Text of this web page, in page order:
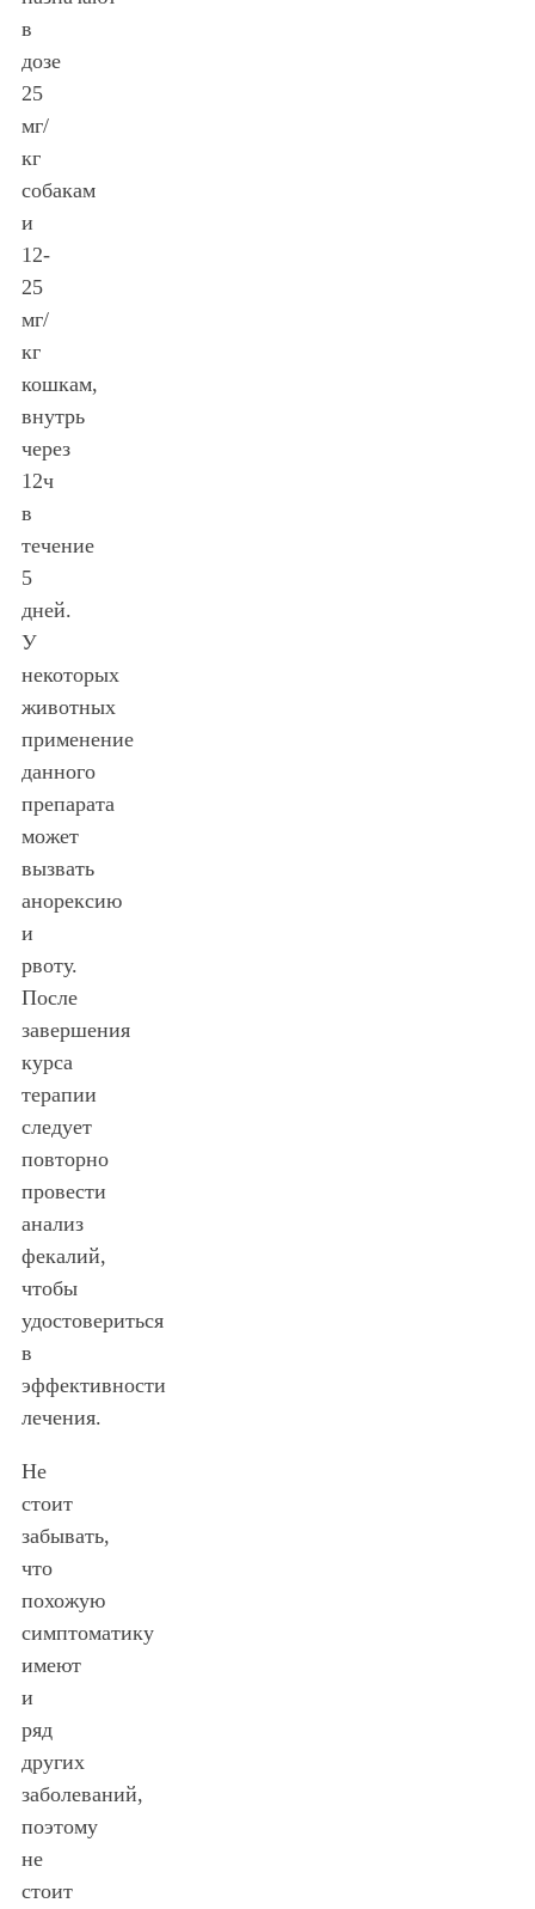
в
дозе
25
мг/
кг
собакам
и
12-
25
мг/
кг
кошкам,
внутрь
через
12ч
в
течение
5
дней.
У
некоторых
животных
применение
данного
препарата
может
вызвать
анорексию
и
рвоту.
После
завершения
курса
терапии
следует
повторно
провести
анализ
фекалий,
чтобы
удостовериться
в
эффективности
лечения.
Не
стоит
забывать,
что
похожую
симптоматику
имеют
и
ряд
других
заболеваний,
поэтому
не
стоит